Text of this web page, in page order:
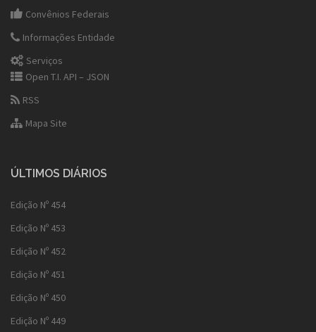
Convênios Federais
Informações Entidade
Serviços
Open T.I. API – JSON
RSS
Mapa Site
ÚLTIMOS DIÁRIOS
Edição Nº 454
Edição Nº 453
Edição Nº 452
Edição Nº 451
Edição Nº 450
Edição Nº 449